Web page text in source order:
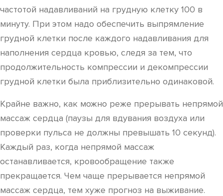
частотой надавливаний на грудную клетку 100 в
минуту. При этом надо обеспечить выпрямление
грудной клетки после каждого надавливания для
наполнения сердца кровью, следя за тем, что
продолжительность компрессии и декомпрессии
грудной клетки была приблизительно одинаковой.
Крайне важно, как можно реже прерывать непрямой
массаж сердца (паузы для вдувания воздуха или
проверки пульса не должны превышать 10 секунд).
Каждый раз, когда непрямой массаж
останавливается, кровообращение также
прекращается. Чем чаще прерывается непрямой
массаж сердца, тем хуже прогноз на выживание.